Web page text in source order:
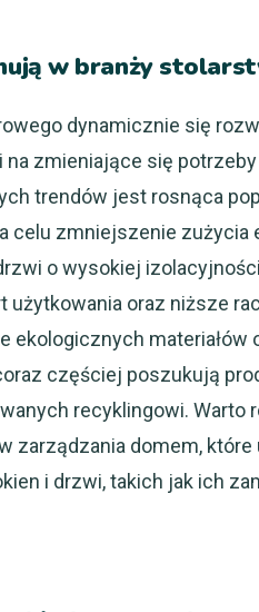
w branży
dynamicznie się
zmieniające się
trendów jest rosnąca
celu zmniejszenie zużycia
o wysokiej
użytkowania oraz niższe
ekologicznych
częściej poszukują
recyklingowi.
zarządzania domem,
i drzwi, takich jak ich